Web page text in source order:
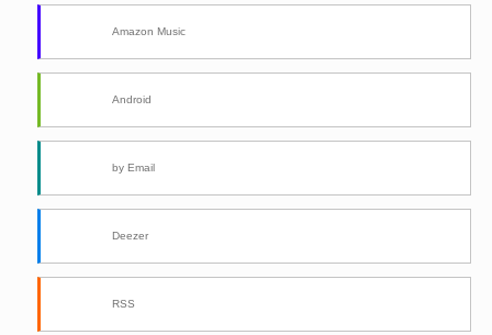
Amazon Music
Android
by Email
Deezer
RSS